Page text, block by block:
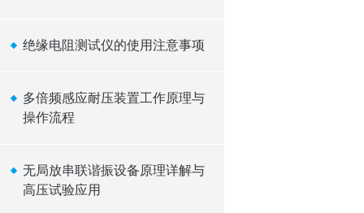
绝缘电阻测试仪的使用注意事项
多倍频感应耐压装置工作原理与
操作流程
无局放串联谐振设备原理详解与
高压试验应用